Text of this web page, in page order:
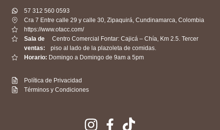
57 312 560 0593
Cra 7 Entre calle 29 y calle 30, Zipaquirá, Cundinamarca, Colombia
https://www.otacc.com/
Sala de
ventas:
Centro Comercial Fontar: Cajicá – Chía, Km 2.5. Tercer
piso al lado de la plazoleta de comidas.
Horario: Domingo a Domingo de 9am a 5pm
Política de Privacidad
Términos y Condiciones